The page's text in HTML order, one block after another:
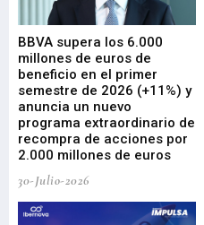
BBVA supera los 6.000
millones de euros de
beneficio en el primer
semestre de 2026 (+11%) y
anuncia un nuevo
programa extraordinario de
recompra de acciones por
2.000 millones de euros
30-Julio-2026